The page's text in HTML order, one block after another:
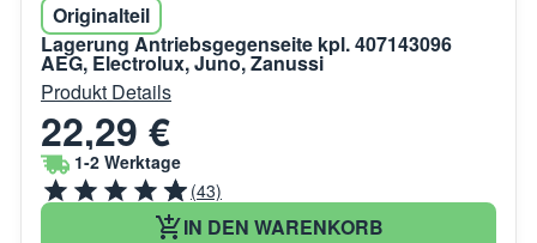
Originalteil
Lagerung Antriebsgegenseite kpl. 407143096
AEG, Electrolux, Juno, Zanussi
Produkt Details
22,29 €
1-2 Werktage
(43)
IN DEN WARENKORB